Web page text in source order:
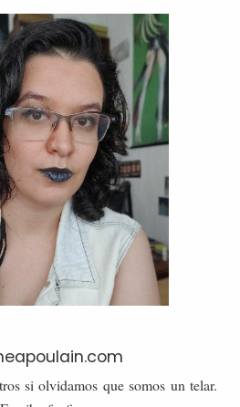
si olvidamos que somos un telar.